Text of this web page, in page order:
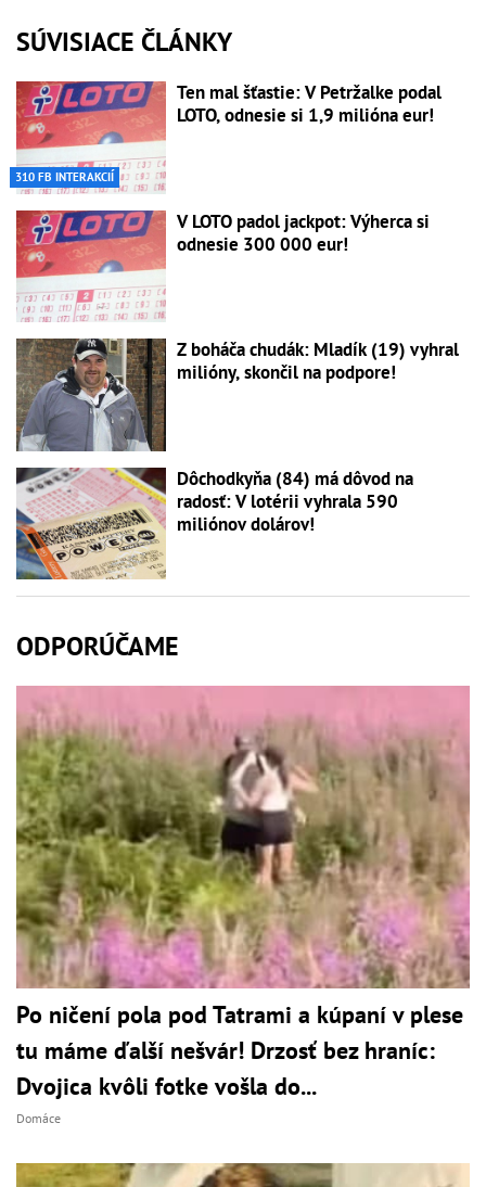
SÚVISIACE ČLÁNKY
310 FB INTERAKCIÍ
Ten mal šťastie: V Petržalke podal
LOTO, odnesie si 1,9 milióna eur!
V LOTO padol jackpot: Výherca si
odnesie 300 000 eur!
Z boháča chudák: Mladík (19) vyhral
milióny, skončil na podpore!
Dôchodkyňa (84) má dôvod na
radosť: V lotérii vyhrala 590
miliónov dolárov!
ODPORÚČAME
Po ničení pola pod Tatrami a kúpaní v plese
tu máme ďalší nešvár! Drzosť bez hraníc:
Dvojica kvôli fotke vošla do...
Domáce